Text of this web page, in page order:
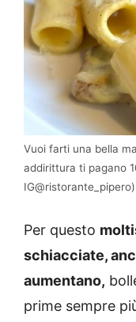
Vuoi farti una bella
addirittura ti pagano
Per questo
schiacciate,
aumentano,
prime sempre